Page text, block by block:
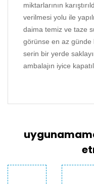
miktarlarının
verilmesi yolu ile
daima temiz ve taze
görünse en az günde
serin bir yerde
ambalajın iyice
ve diğer
Ürün resmi
Ürün